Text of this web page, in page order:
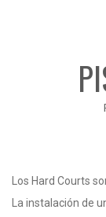
Los Hard Courts
La instalación de